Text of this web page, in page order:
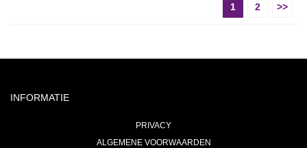
1 2 >>
INFORMATIE
PRIVACY
ALGEMENE VOORWAARDEN